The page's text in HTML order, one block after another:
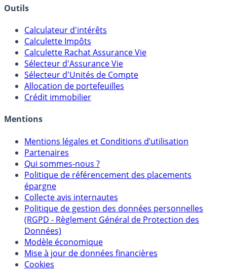
Outils
Calculateur d'intérêts
Calculette Impôts
Calculette Rachat Assurance Vie
Sélecteur d'Assurance Vie
Sélecteur d'Unités de Compte
Allocation de portefeuilles
Crédit immobilier
Mentions
Mentions légales et Conditions d’utilisation
Partenaires
Qui sommes-nous ?
Politique de référencement des placements
épargne
Collecte avis internautes
Politique de gestion des données personnelles
(RGPD - Règlement Général de Protection des
Données)
Modèle économique
Mise à jour de données financières
Cookies